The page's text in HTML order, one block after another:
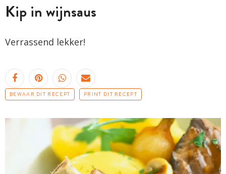
Kip in wijnsaus
Verrassend lekker!
BEWAAR DIT RECEPT PRINT DIT RECEPT